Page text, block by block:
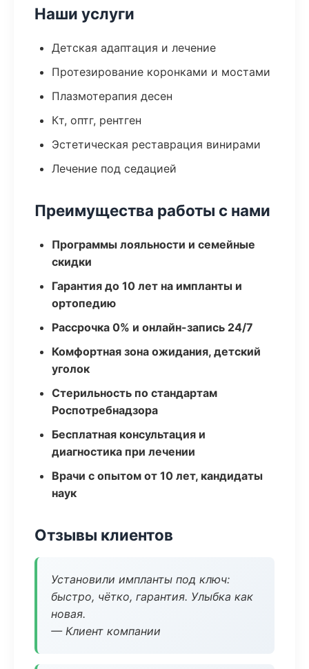
Наши услуги
Детская адаптация и лечение
Протезирование коронками и мостами
Плазмотерапия десен
Кт, оптг, рентген
Эстетическая реставрация винирами
Лечение под седацией
Преимущества работы с нами
Программы лояльности и семейные
скидки
Гарантия до 10 лет на импланты и
ортопедию
Рассрочка 0% и онлайн-запись 24/7
Комфортная зона ожидания, детский
уголок
Стерильность по стандартам
Роспотребнадзора
Бесплатная консультация и
диагностика при лечении
Врачи с опытом от 10 лет, кандидаты
наук
Отзывы клиентов
Установили импланты под ключ:
быстро, чётко, гарантия. Улыбка как
новая.
— Клиент компании